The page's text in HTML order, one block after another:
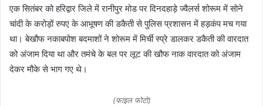
एक सितंबर को हरिद्वार जिले में रानीपुर मोड पर दिनदहाड़े ज्वैलर्स शोरूम में सोने
चांदी के करोड़ों रुपए के आभूषण की डकैती से पुलिस प्रशासन में हड़कंप मच गया
था। बेखौफ नकाबपोश बदमाशों ने शोरूम में मिर्ची स्प्रे डालकर डकैती की वारदात
को अंजाम दिया था और तमंचे के बल पर लूट की खौफ नाक वारदात को अंजाम
देकर मौके से भाग गए थे।
(फाइल फोटो)